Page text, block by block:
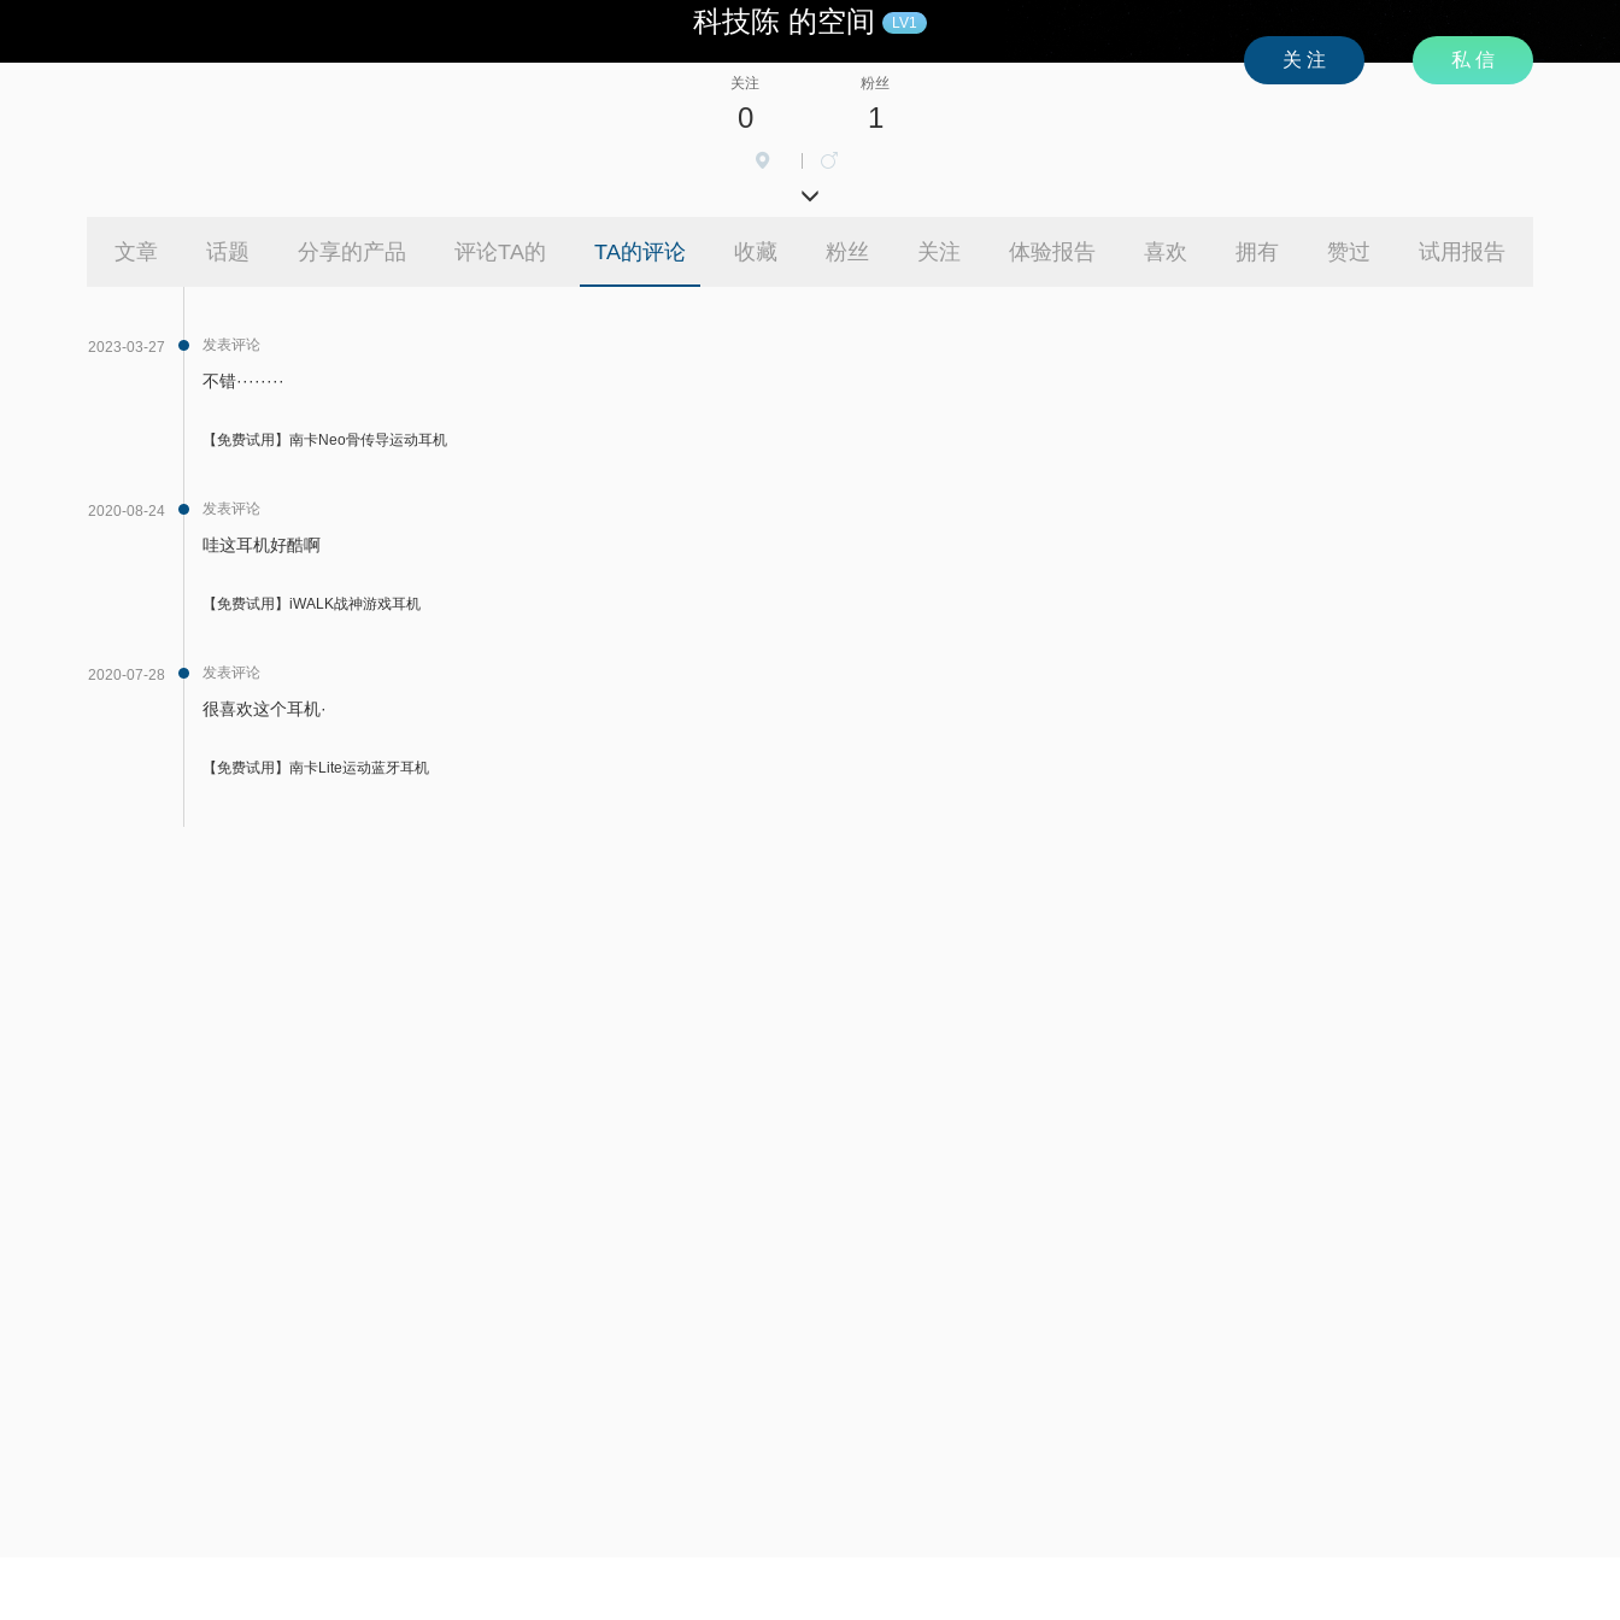
科技陈 的空间 LV1
私 信
关注
0
粉丝
1
文章 话题 分享的产品 评论TA的 TA的评论 收藏 粉丝 关注 体验报告 喜欢 拥有 赞过 试用报告
2023-03-27 发表评论
不错········
【免费试用】南卡Neo骨传导运动耳机
2020-08-24 发表评论
哇这耳机好酷啊
【免费试用】iWALK战神游戏耳机
2020-07-28 发表评论
很喜欢这个耳机·
【免费试用】南卡Lite运动蓝牙耳机